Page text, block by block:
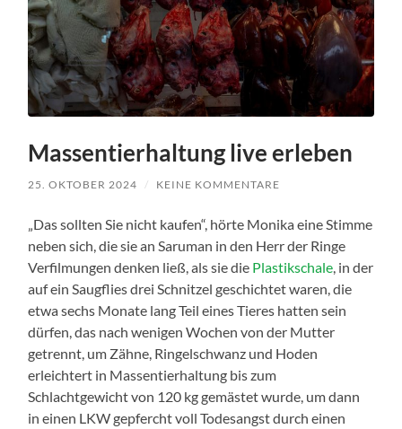
Massentierhaltung live erleben
25. OKTOBER 2024 / KEINE KOMMENTARE
„Das sollten Sie nicht kaufen“, hörte Monika eine Stimme
neben sich, die sie an Saruman in den Herr der Ringe
Verfilmungen denken ließ, als sie die Plastikschale , in der
auf ein Saugflies drei Schnitzel geschichtet waren, die
etwa sechs Monate lang Teil eines Tieres hatten sein
dürfen, das nach wenigen Wochen von der Mutter
getrennt, um Zähne, Ringelschwanz und Hoden
erleichtert in Massentierhaltung bis zum
Schlachtgewicht von 120 kg gemästet wurde, um dann
in einen LKW gepfercht voll Todesangst durch einen